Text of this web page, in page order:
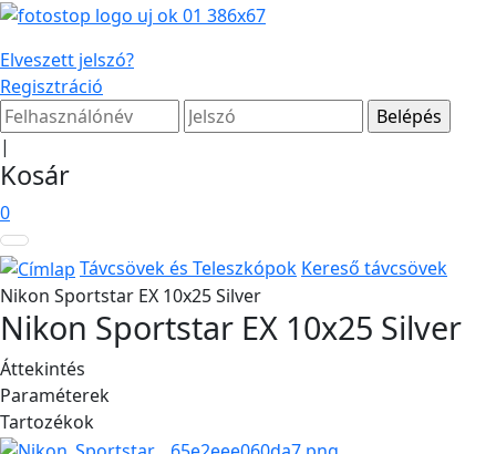
Elveszett jelszó?
Regisztráció
|
Kosár
0
Távcsövek és Teleszkópok Kereső távcsövek
Nikon Sportstar EX 10x25 Silver
Nikon Sportstar EX 10x25 Silver
Áttekintés
Paraméterek
Tartozékok